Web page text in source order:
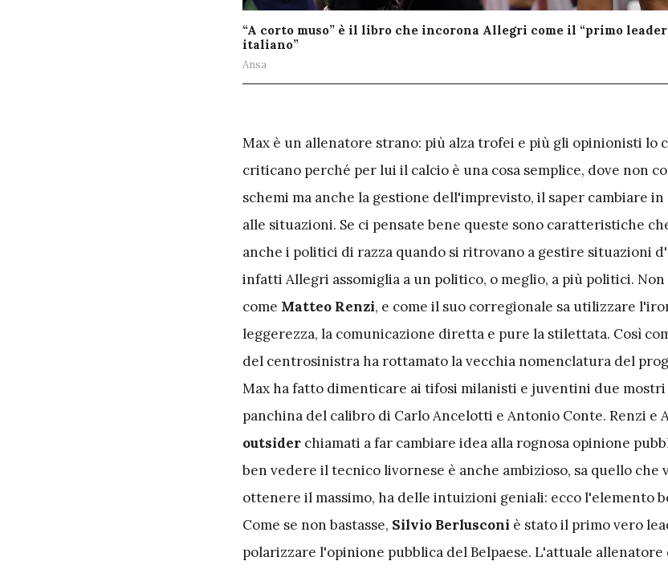
“A corto muso” è il libro che incorona Allegri come il “primo
italiano”
Ansa
Max è un allenatore strano: più alza trofei e più gli opinionisti lo
criticano perché per lui il calcio è una cosa semplice, dove non
schemi ma anche la gestione dell'imprevisto, il saper cambiare
alle situazioni. Se ci pensate bene queste sono caratteristiche
anche i politici di razza quando si ritrovano a gestire situazioni
infatti Allegri assomiglia a un politico, o meglio, a più politici. Non
come Matteo Renzi, e come il suo corregionale sa utilizzare
leggerezza, la comunicazione diretta e pure la stilettata. Così
del centrosinistra ha rottamato la vecchia nomenclatura del
Max ha fatto dimenticare ai tifosi milanisti e juventini due mostri
panchina del calibro di Carlo Ancelotti e Antonio Conte. Renzi e
outsider chiamati a far cambiare idea alla rognosa opinione
ben vedere il tecnico livornese è anche ambizioso, sa quello che
ottenere il massimo, ha delle intuizioni geniali: ecco l'elemento
Come se non bastasse, Silvio Berlusconi è stato il primo vero
polarizzare l'opinione pubblica del Belpaese. L'attuale